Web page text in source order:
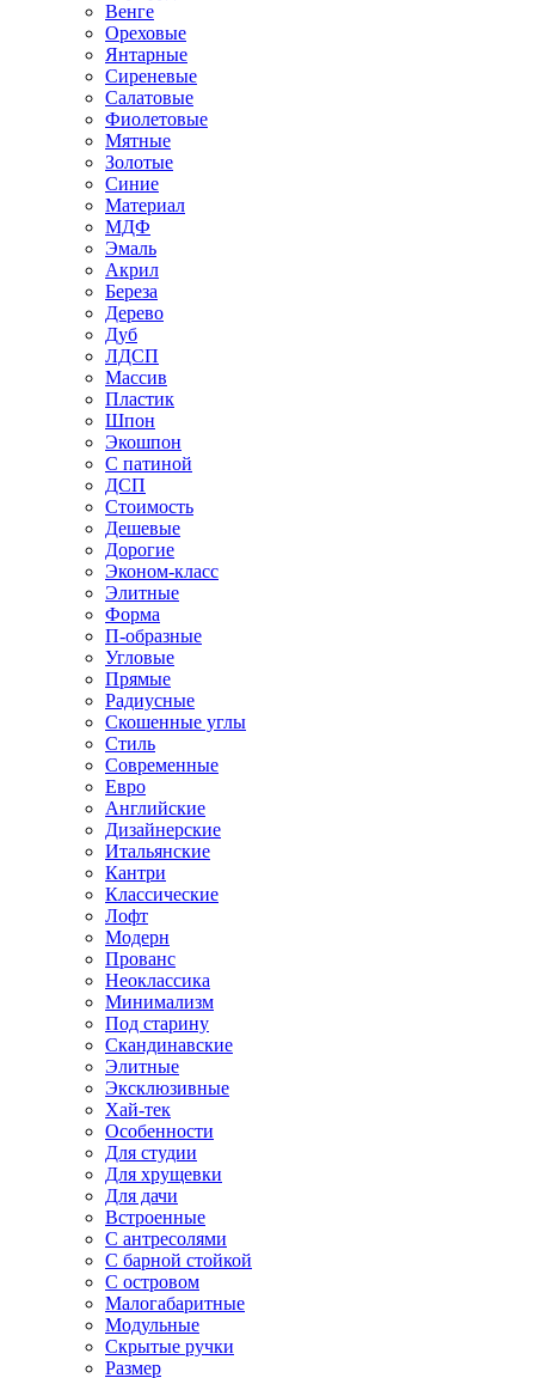
Венге
Ореховые
Янтарные
Сиреневые
Салатовые
Фиолетовые
Мятные
Золотые
Синие
Материал
МДФ
Эмаль
Акрил
Береза
Дерево
Дуб
ЛДСП
Массив
Пластик
Шпон
Экошпон
С патиной
ДСП
Стоимость
Дешевые
Дорогие
Эконом-класс
Элитные
Форма
П-образные
Угловые
Прямые
Радиусные
Скошенные углы
Стиль
Современные
Евро
Английские
Дизайнерские
Итальянские
Кантри
Классические
Лофт
Модерн
Прованс
Неоклассика
Минимализм
Под старину
Скандинавские
Элитные
Эксклюзивные
Хай-тек
Особенности
Для студии
Для хрущевки
Для дачи
Встроенные
С антресолями
С барной стойкой
С островом
Малогабаритные
Модульные
Скрытые ручки
Размер